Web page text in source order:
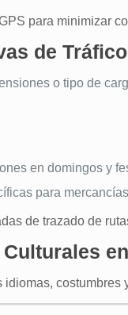
para minimizar
de
o tipo de
en domingos y
para
de trazado de